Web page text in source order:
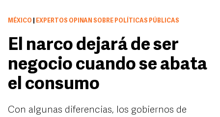
MÉXICO EXPERTOS OPINAN SOBRE POLÍTICAS PÚBLICAS
El narco dejará de ser
negocio cuando se abata
el consumo
Con algunas diferencias, los gobiernos de